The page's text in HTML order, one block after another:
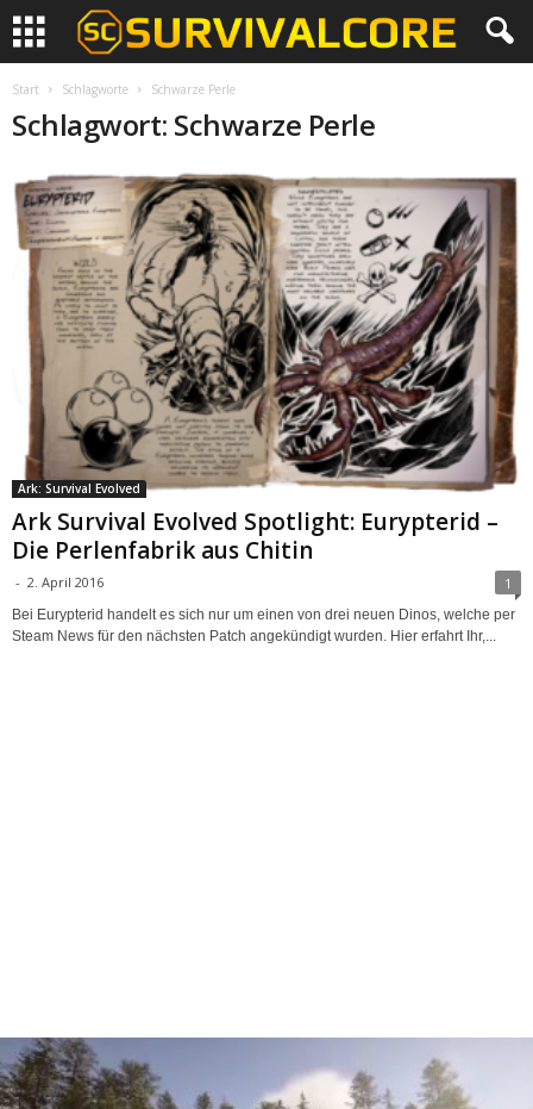
Start Schlagworte Schwarze Perle
Schlagwort: Schwarze Perle
Ark: Survival Evolved
Ark Survival Evolved Spotlight: Eurypterid –
Die Perlenfabrik aus Chitin
- 2. April 2016 1
Bei Eurypterid handelt es sich nur um einen von drei neuen Dinos, welche per
Steam News für den nächsten Patch angekündigt wurden. Hier erfahrt Ihr,...